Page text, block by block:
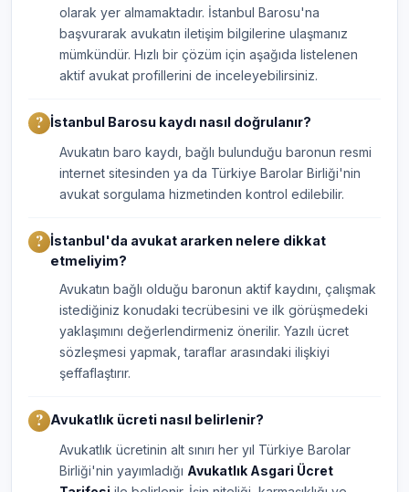
olarak yer almamaktadır. İstanbul Barosu'na
başvurarak avukatın iletişim bilgilerine ulaşmanız
mümkündür. Hızlı bir çözüm için aşağıda listelenen
aktif avukat profillerini de inceleyebilirsiniz.
İstanbul Barosu kaydı nasıl doğrulanır?
Avukatın baro kaydı, bağlı bulunduğu baronun resmi
internet sitesinden ya da Türkiye Barolar Birliği'nin
avukat sorgulama hizmetinden kontrol edilebilir.
İstanbul'da avukat ararken nelere dikkat
etmeliyim?
Avukatın bağlı olduğu baronun aktif kaydını, çalışmak
istediğiniz konudaki tecrübesini ve ilk görüşmedeki
yaklaşımını değerlendirmeniz önerilir. Yazılı ücret
sözleşmesi yapmak, taraflar arasındaki ilişkiyi
şeffaflaştırır.
Avukatlık ücreti nasıl belirlenir?
Avukatlık ücretinin alt sınırı her yıl Türkiye Barolar
Birliği'nin yayımladığı Avukatlık Asgari Ücret